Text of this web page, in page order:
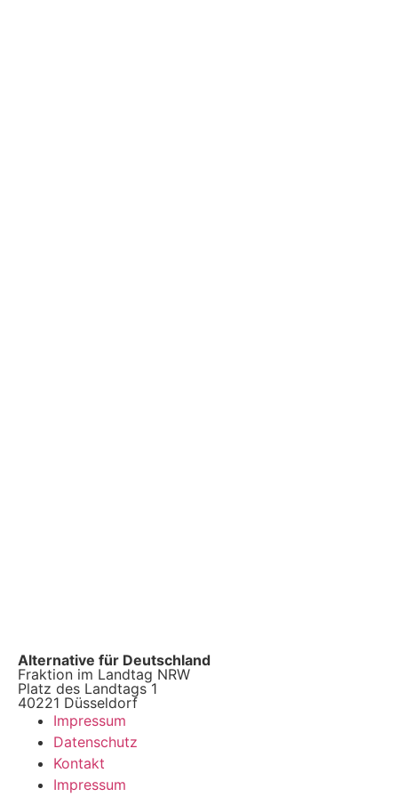
Alternative für Deutschland
Fraktion im Landtag NRW
Platz des Landtags 1
40221 Düsseldorf
Impressum
Datenschutz
Kontakt
Impressum